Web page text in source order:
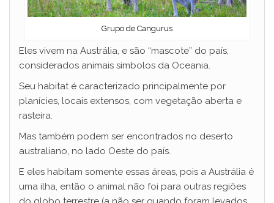
Grupo de Cangurus
Eles vivem na Austrália, e são “mascote” do país,
considerados animais símbolos da Oceania.
Seu habitat é caracterizado principalmente por
planícies, locais extensos, com vegetação aberta e
rasteira.
Mas também podem ser encontrados no deserto
australiano, no lado Oeste do país.
E eles habitam somente essas áreas, pois a Austrália é
uma ilha, então o animal não foi para outras regiões